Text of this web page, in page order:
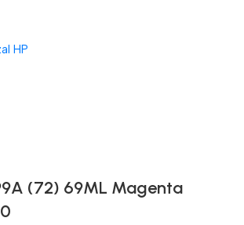
HP
(72) 69ML Magenta